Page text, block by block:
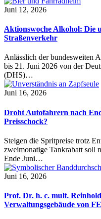
Juni 12, 2026
Aktionswoche Alkohol: Die
Straßenverkehr
Anlässlich der bundesweiten
bis 21. Juni 2026 von der
(DHS)…
Juni 16, 2026
Droht Autofahrern nach
Preisschock?
Steigen die Spritpreise trotz
zweimonatige Tankrabatt soll
Ende Juni…
Juni 16, 2026
Prof. Dr. h. c. mult.
Verwaltungsgebäude von